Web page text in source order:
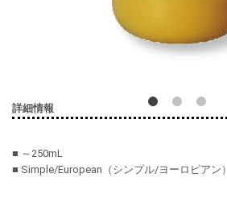
詳細情報
■ ～250mL
■ Simple/European（シンプル/ヨーロピアン）